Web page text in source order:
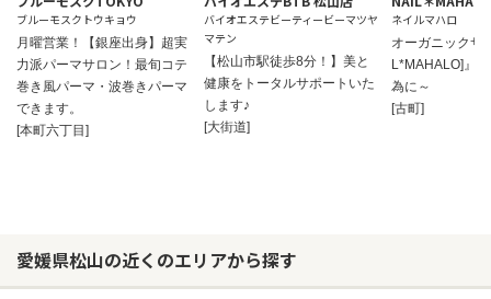
ブルーモスクトウキョウ
月曜営業！【銀座出身】超実
力派パーマサロン！最旬コテ
巻き風パーマ・波巻きパーマ
できます。
[本町六丁目]
バイオエステビーティービーマツヤ
マテン
【松山市駅徒歩8分！】美と
健康をトータルサポートいた
します♪
[大街道]
ネイルマハロ
オーガニックサ
L*MAHALO]』
為に～
[古町]
愛媛県松山の近くのエリアから探す